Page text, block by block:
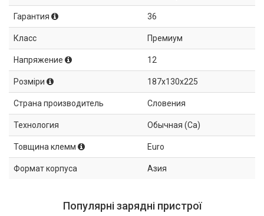
Гарантия 36
Класс Премиум
Напряжение 12
Розміри 187x130x225
Страна производитель Словения
Технология Обычная (Ca)
Товщина клемм Euro
Формат корпуса Азия
Популярні зарядні пристрої